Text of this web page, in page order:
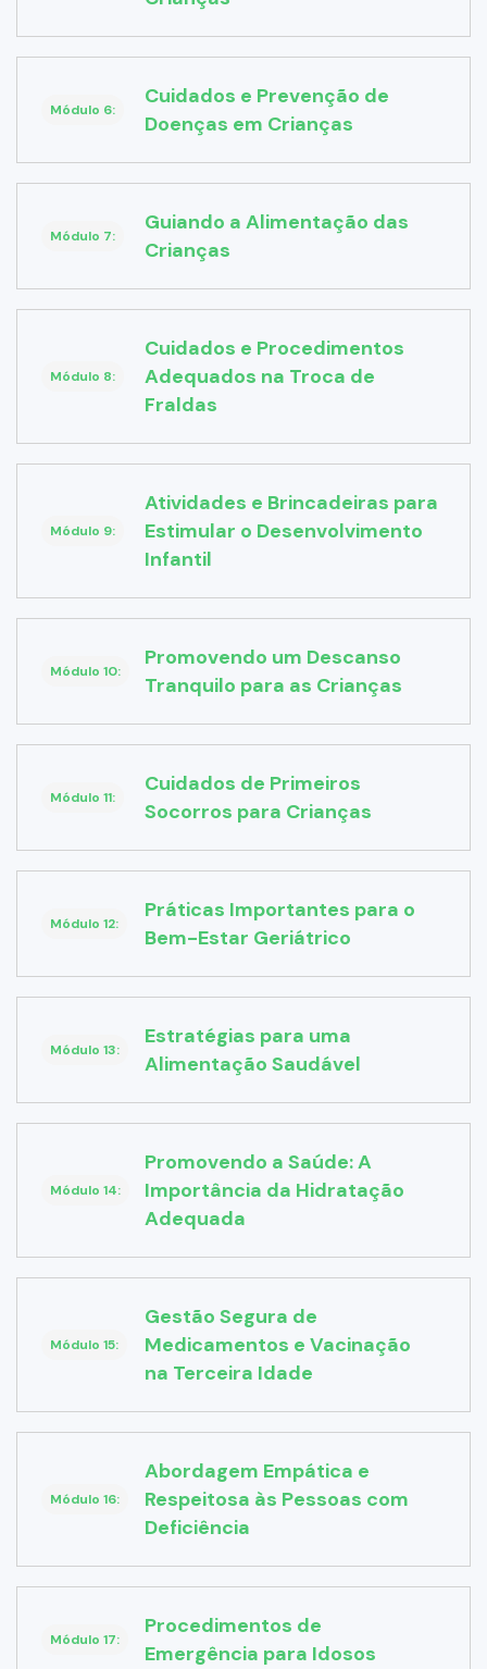
Módulo 6:
Cuidados e Prevenção de
Doenças em Crianças
Módulo 7:
Guiando a Alimentação das
Crianças
Módulo 8:
Cuidados e Procedimentos
Adequados na Troca de
Fraldas
Módulo 9:
Atividades e Brincadeiras para
Estimular o Desenvolvimento
Infantil
Módulo 10:
Promovendo um Descanso
Tranquilo para as Crianças
Módulo 11:
Cuidados de Primeiros
Socorros para Crianças
Módulo 12:
Práticas Importantes para o
Bem-Estar Geriátrico
Módulo 13:
Estratégias para uma
Alimentação Saudável
Módulo 14:
Promovendo a Saúde: A
Importância da Hidratação
Adequada
Módulo 15:
Gestão Segura de
Medicamentos e Vacinação
na Terceira Idade
Módulo 16:
Abordagem Empática e
Respeitosa às Pessoas com
Deficiência
Módulo 17:
Procedimentos de
Emergência para Idosos